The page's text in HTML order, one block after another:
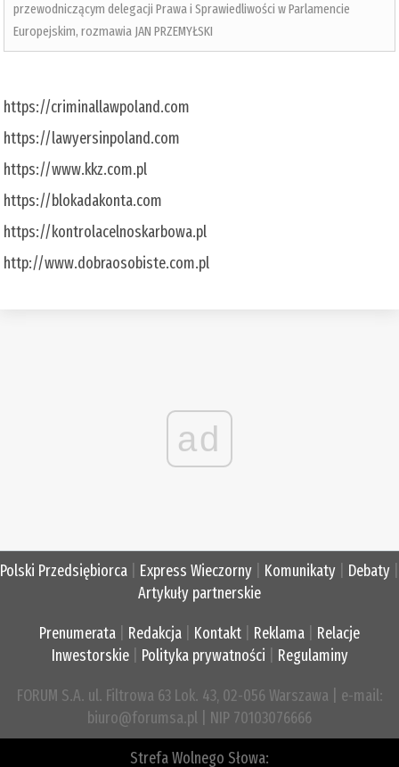
przewodniczącym delegacji Prawa i Sprawiedliwości w Parlamencie
Europejskim, rozmawia JAN PRZEMYŁSKI
https://criminallawpoland.com
https://lawyersinpoland.com
https://www.kkz.com.pl
https://blokadakonta.com
https://kontrolacelnoskarbowa.pl
http://www.dobraosobiste.com.pl
ad
Polski Przedsiębiorca Express Wieczorny Komunikaty Debaty
Artykuły partnerskie
Prenumerata Redakcja Kontakt Reklama
Relacje
Inwestorskie| Polityka prywatności Regulaminy
FORUM S.A. ul. Filtrowa 63 Lok. 43, 02-056 Warszawa | e-mail:
biuro@forumsa.pl | NIP 70103076666
Strefa Wolnego Słowa: